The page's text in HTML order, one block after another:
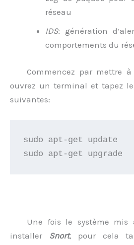
réseau
IDS: génération
comportements du
Commencez par mettre
ouvrez un terminal et tapez
suivantes:
sudo apt-get update
Une fois le système mis
installer
Snort, pour cela